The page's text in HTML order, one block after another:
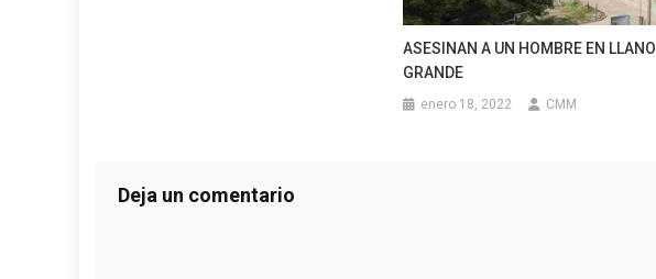
ASESINAN A UN HOMBRE EN LLANO
GRANDE
enero 18, 2022 CMM
Deja un comentario